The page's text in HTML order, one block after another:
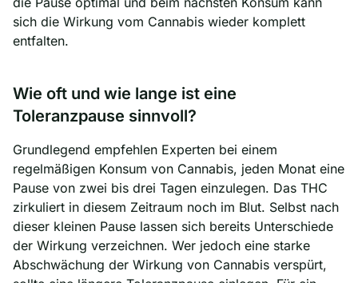
sich die Wirkung vom Cannabis wieder komplett
entfalten.
Wie oft und wie lange ist eine
Toleranzpause sinnvoll?
Grundlegend empfehlen Experten bei einem
regelmäßigen Konsum von Cannabis, jeden Monat eine
Pause von zwei bis drei Tagen einzulegen. Das THC
zirkuliert in diesem Zeitraum noch im Blut. Selbst nach
dieser kleinen Pause lassen sich bereits Unterschiede
der Wirkung verzeichnen. Wer jedoch eine starke
Abschwächung der Wirkung von Cannabis verspürt,